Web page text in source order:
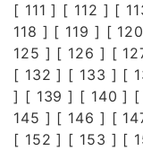
[ 111 ] [ 112 ] [
118 ] [ 119 ] [ 120
125 ] [ 126 ] [
[ 132 ] [ 133 ] [
] [ 139 ] [ 140 ] [
145 ] [ 146 ] [
[ 152 ] [ 153 ] [